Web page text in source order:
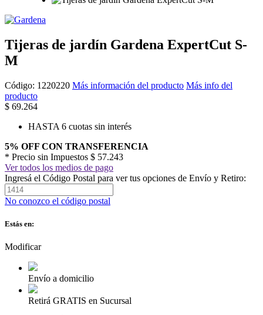
Tijeras de jardín Gardena ExpertCut S-
M
Código: 1220220 Más información del producto Más info del
producto
$ 69.264
HASTA 6 cuotas sin interés
5% OFF CON TRANSFERENCIA
* Precio sin Impuestos $ 57.243
Ver todos los medios de pago
Ingresá el Código Postal para ver tus opciones de Envío y Retiro:
No conozco el código postal
Estás en:
Modificar
Envío a domicilio
Retirá GRATIS en Sucursal